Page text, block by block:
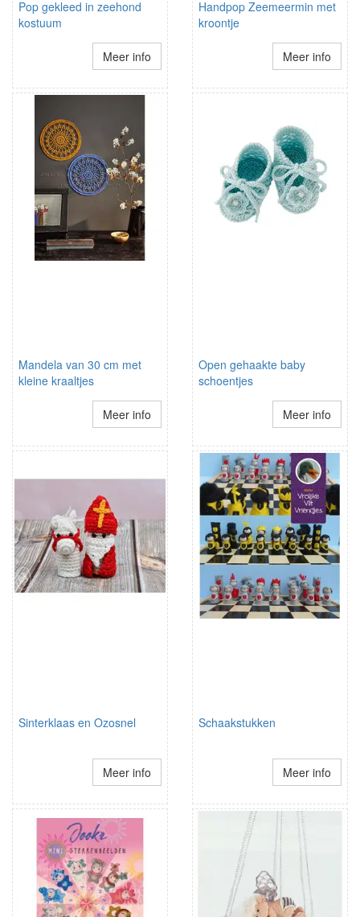
Pop gekleed in zeehond
kostuum
Meer info
Handpop Zeemeermin met
kroontje
Meer info
Mandela van 30 cm met
kleine kraaltjes
Meer info
Open gehaakte baby
schoentjes
Meer info
Sinterklaas en Ozosnel
Meer info
Schaakstukken
Meer info